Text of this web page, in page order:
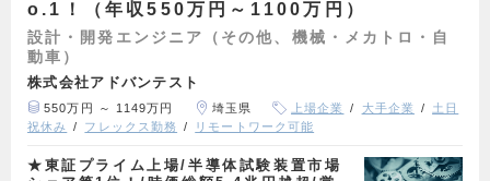
o.1！（年収550万円～1100万円）
設計・開発エンジニア（その他、機械・メカトロ・自
動車）
株式会社アドバンテスト
550万円 ～ 1149万円 埼玉県 上場企業 大手企業
土日
祝休み
フレックス勤務 リモートワーク可能
★東証プライム上場/半導体試験装置市場